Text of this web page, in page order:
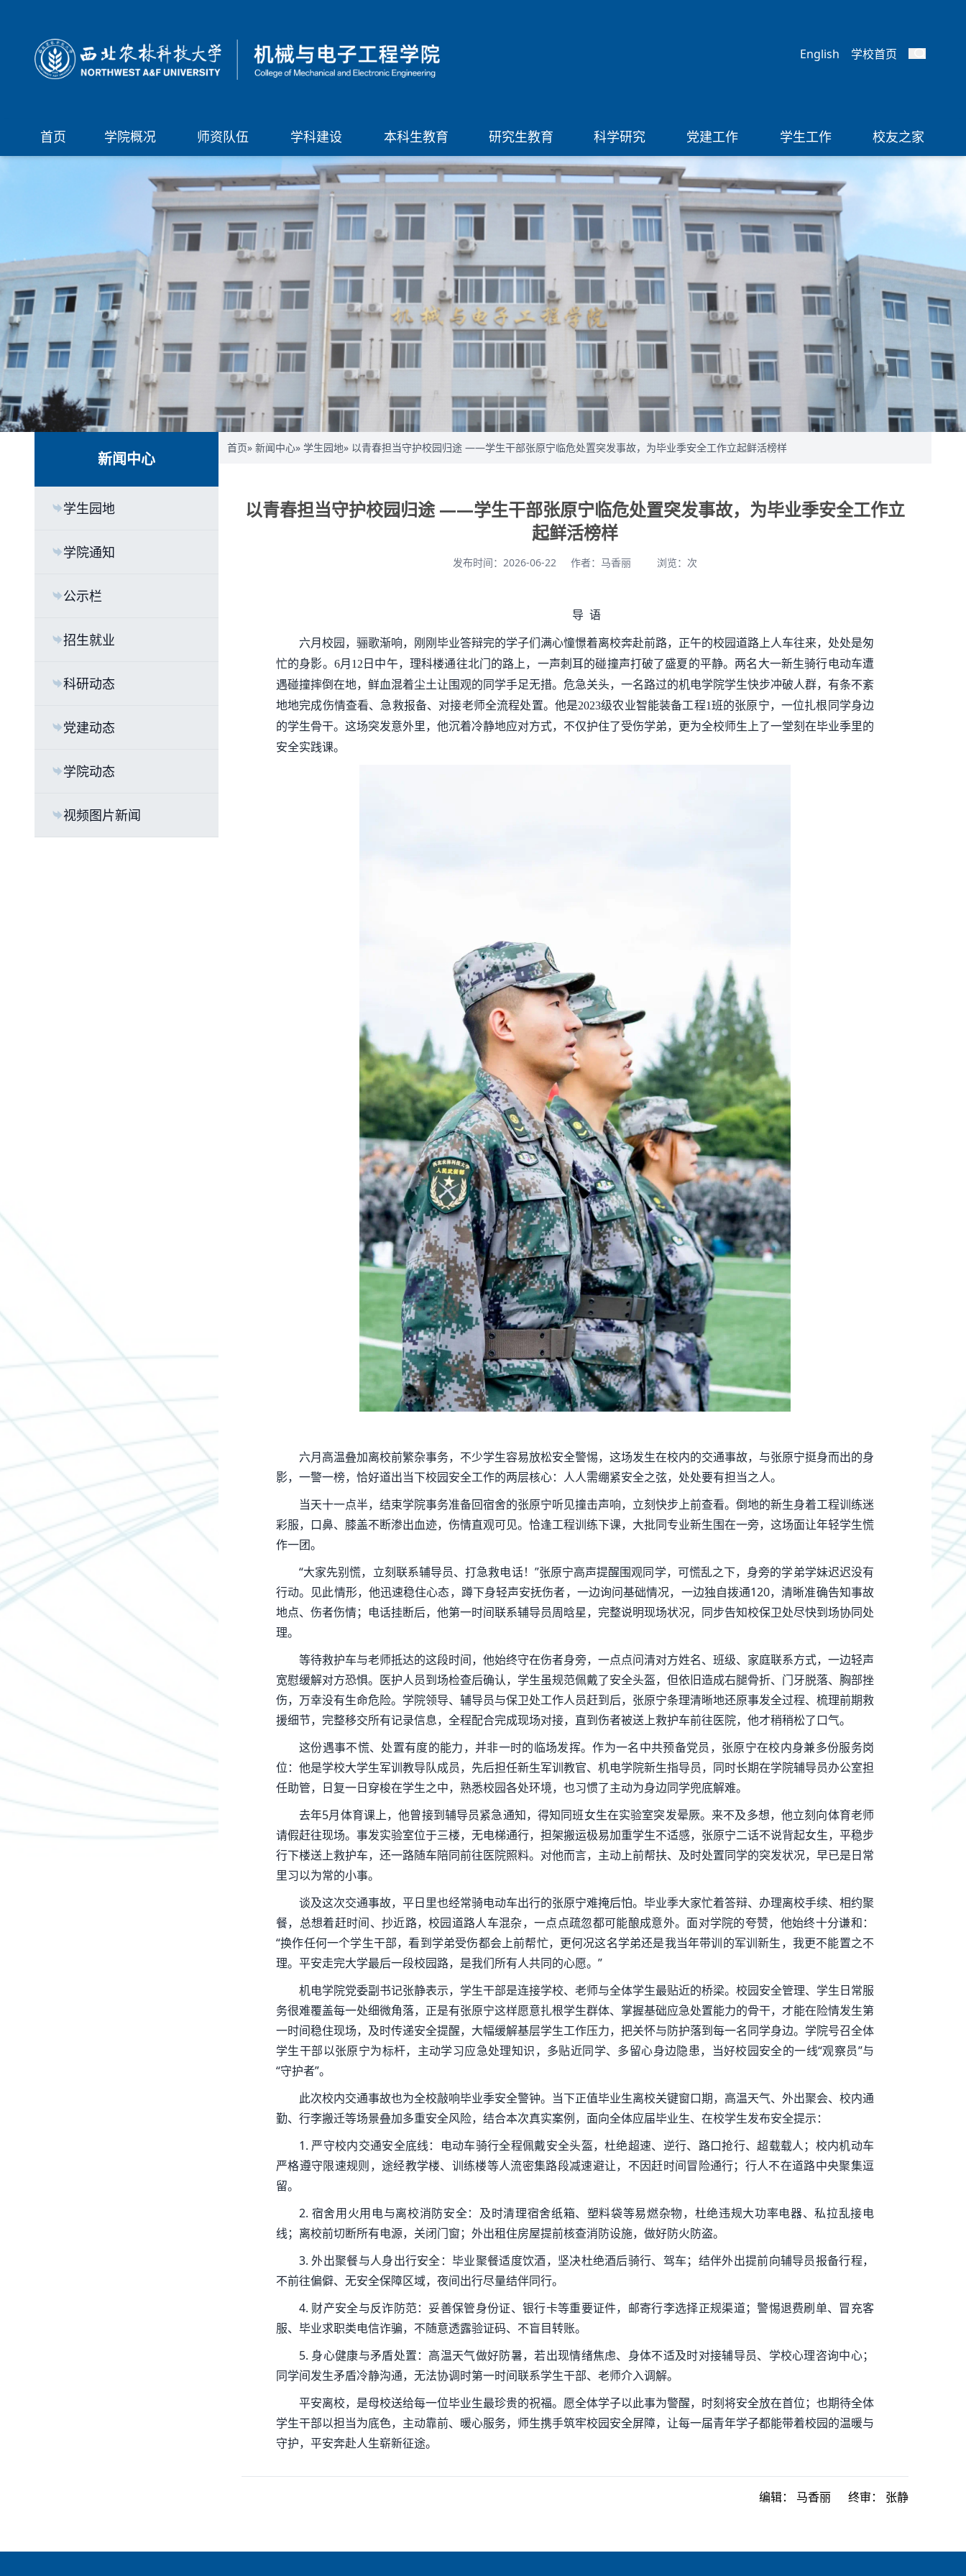
English 学校首页
首页 学院概况 师资队伍 学科建设 本科生教育 研究生教育 科学研究 党建工作 学生工作 校友之家
新闻中心
学生园地
学院通知
公示栏
招生就业
科研动态
党建动态
学院动态
视频图片新闻
首页» 新闻中心» 学生园地» 以青春担当守护校园归途 ——学生干部张原宁临危处置突发事故，为毕业季安全工作立起鲜活榜样
以青春担当守护校园归途 ——学生干部张原宁临危处置突发事故，为毕业季安全工作立
起鲜活榜样
发布时间：2026-06-22 作者：马香丽 浏览： 次
导 语
六月校园，骊歌渐响，刚刚毕业答辩完的学子们满心憧憬着离校奔赴前路，正午的校园道路上人车往来，处处是匆
忙的身影。6月12日中午，理科楼通往北门的路上，一声刺耳的碰撞声打破了盛夏的平静。两名大一新生骑行电动车遭
遇碰撞摔倒在地，鲜血混着尘土让围观的同学手足无措。危急关头，一名路过的机电学院学生快步冲破人群，有条不紊
地地完成伤情查看、急救报备、对接老师全流程处置。他是2023级农业智能装备工程1班的张原宁，一位扎根同学身边
的学生骨干。这场突发意外里，他沉着冷静地应对方式，不仅护住了受伤学弟，更为全校师生上了一堂刻在毕业季里的
安全实践课。
六月高温叠加离校前繁杂事务，不少学生容易放松安全警惕，这场发生在校内的交通事故，与张原宁挺身而出的身
影，一警一榜，恰好道出当下校园安全工作的两层核心：人人需绷紧安全之弦，处处要有担当之人。
当天十一点半，结束学院事务准备回宿舍的张原宁听见撞击声响，立刻快步上前查看。倒地的新生身着工程训练迷
彩服，口鼻、膝盖不断渗出血迹，伤情直观可见。恰逢工程训练下课，大批同专业新生围在一旁，这场面让年轻学生慌
作一团。
“大家先别慌，立刻联系辅导员、打急救电话！”张原宁高声提醒围观同学，可慌乱之下，身旁的学弟学妹迟迟没有
行动。见此情形，他迅速稳住心态，蹲下身轻声安抚伤者，一边询问基础情况，一边独自拨通120，清晰准确告知事故
地点、伤者伤情；电话挂断后，他第一时间联系辅导员周晗星，完整说明现场状况，同步告知校保卫处尽快到场协同处
理。
等待救护车与老师抵达的这段时间，他始终守在伤者身旁，一点点问清对方姓名、班级、家庭联系方式，一边轻声
宽慰缓解对方恐惧。医护人员到场检查后确认，学生虽规范佩戴了安全头盔，但依旧造成右腿骨折、门牙脱落、胸部挫
伤，万幸没有生命危险。学院领导、辅导员与保卫处工作人员赶到后，张原宁条理清晰地还原事发全过程、梳理前期救
援细节，完整移交所有记录信息，全程配合完成现场对接，直到伤者被送上救护车前往医院，他才稍稍松了口气。
这份遇事不慌、处置有度的能力，并非一时的临场发挥。作为一名中共预备党员，张原宁在校内身兼多份服务岗
位：他是学校大学生军训教导队成员，先后担任新生军训教官、机电学院新生指导员，同时长期在学院辅导员办公室担
任助管，日复一日穿梭在学生之中，熟悉校园各处环境，也习惯了主动为身边同学兜底解难。
去年5月体育课上，他曾接到辅导员紧急通知，得知同班女生在实验室突发晕厥。来不及多想，他立刻向体育老师
请假赶往现场。事发实验室位于三楼，无电梯通行，担架搬运极易加重学生不适感，张原宁二话不说背起女生，平稳步
行下楼送上救护车，还一路随车陪同前往医院照料。对他而言，主动上前帮扶、及时处置同学的突发状况，早已是日常
里习以为常的小事。
谈及这次交通事故，平日里也经常骑电动车出行的张原宁难掩后怕。毕业季大家忙着答辩、办理离校手续、相约聚
餐，总想着赶时间、抄近路，校园道路人车混杂，一点点疏忽都可能酿成意外。面对学院的夸赞，他始终十分谦和：
“换作任何一个学生干部，看到学弟受伤都会上前帮忙，更何况这名学弟还是我当年带训的军训新生，我更不能置之不
理。平安走完大学最后一段校园路，是我们所有人共同的心愿。”
机电学院党委副书记张静表示，学生干部是连接学校、老师与全体学生最贴近的桥梁。校园安全管理、学生日常服
务很难覆盖每一处细微角落，正是有张原宁这样愿意扎根学生群体、掌握基础应急处置能力的骨干，才能在险情发生第
一时间稳住现场，及时传递安全提醒，大幅缓解基层学生工作压力，把关怀与防护落到每一名同学身边。学院号召全体
学生干部以张原宁为标杆，主动学习应急处理知识，多贴近同学、多留心身边隐患，当好校园安全的一线“观察员”与
“守护者”。
此次校内交通事故也为全校敲响毕业季安全警钟。当下正值毕业生离校关键窗口期，高温天气、外出聚会、校内通
勤、行李搬迁等场景叠加多重安全风险，结合本次真实案例，面向全体应届毕业生、在校学生发布安全提示：
1. 严守校内交通安全底线：电动车骑行全程佩戴安全头盔，杜绝超速、逆行、路口抢行、超载载人；校内机动车
严格遵守限速规则，途经教学楼、训练楼等人流密集路段减速避让，不因赶时间冒险通行；行人不在道路中央聚集逗
留。
2. 宿舍用火用电与离校消防安全：及时清理宿舍纸箱、塑料袋等易燃杂物，杜绝违规大功率电器、私拉乱接电
线；离校前切断所有电源，关闭门窗；外出租住房屋提前核查消防设施，做好防火防盗。
3. 外出聚餐与人身出行安全：毕业聚餐适度饮酒，坚决杜绝酒后骑行、驾车；结伴外出提前向辅导员报备行程，
不前往偏僻、无安全保障区域，夜间出行尽量结伴同行。
4. 财产安全与反诈防范：妥善保管身份证、银行卡等重要证件，邮寄行李选择正规渠道；警惕退费刷单、冒充客
服、毕业求职类电信诈骗，不随意透露验证码、不盲目转账。
5. 身心健康与矛盾处置：高温天气做好防暑，若出现情绪焦虑、身体不适及时对接辅导员、学校心理咨询中心；
同学间发生矛盾冷静沟通，无法协调时第一时间联系学生干部、老师介入调解。
平安离校，是母校送给每一位毕业生最珍贵的祝福。愿全体学子以此事为警醒，时刻将安全放在首位；也期待全体
学生干部以担当为底色，主动靠前、暖心服务，师生携手筑牢校园安全屏障，让每一届青年学子都能带着校园的温暖与
守护，平安奔赴人生崭新征途。
编辑： 马香丽 终审： 张静